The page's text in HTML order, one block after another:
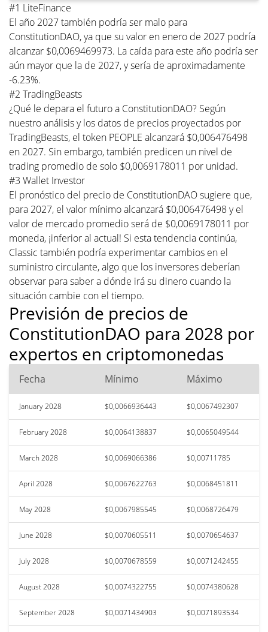
#1 LiteFinance
El año 2027 también podría ser malo para
ConstitutionDAO, ya que su valor en enero de 2027 podría
alcanzar $0,0069469973. La caída para este año podría ser
aún mayor que la de 2027, y sería de aproximadamente
-6.23%.
#2 TradingBeasts
¿Qué le depara el futuro a ConstitutionDAO? Según
nuestro análisis y los datos de precios proyectados por
TradingBeasts, el token PEOPLE alcanzará $0,006476498
en 2027. Sin embargo, también predicen un nivel de
trading promedio de solo $0,0069178011 por unidad.
#3 Wallet Investor
El pronóstico del precio de ConstitutionDAO sugiere que,
para 2027, el valor mínimo alcanzará $0,006476498 y el
valor de mercado promedio será de $0,0069178011 por
moneda, ¡inferior al actual! Si esta tendencia continúa,
Classic también podría experimentar cambios en el
suministro circulante, algo que los inversores deberían
observar para saber a dónde irá su dinero cuando la
situación cambie con el tiempo.
Previsión de precios de
ConstitutionDAO para 2028 por
expertos en criptomonedas
Fecha Mínimo Máximo
January 2028 $0,0066936443 $0,0067492307
February 2028 $0,0064138837 $0,0065049544
March 2028 $0,0069066386 $0,00711785
April 2028 $0,0067622763 $0,0068451811
May 2028 $0,0067985545 $0,0068726479
June 2028 $0,0070605511 $0,0070654637
July 2028 $0,0070678559 $0,0071242455
August 2028 $0,0074322755 $0,0074380628
September 2028 $0,0071434903 $0,0071893534